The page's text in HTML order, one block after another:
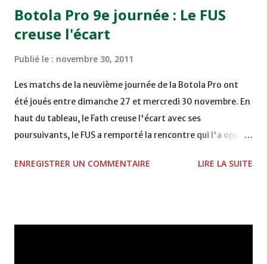
Mardi 06/12/2011 15H00 WAF - OCS au COMPLEXE SPORTIF
DE FES - FES WAC - MAS Reporté pour cause de finale de la
Botola Pro 9e journée : Le FUS
creuse l'écart
Publié le : novembre 30, 2011
Les matchs de la neuvième journée de la Botola Pro ont
été joués entre dimanche 27 et mercredi 30 novembre. En
haut du tableau, le Fath creuse l'écart avec ses
poursuivants, le FUS a remporté la rencontre qui l'a opposé
2, Badr Kachani a ouvert la marque à la 38e pour les
ENREGISTRER UN COMMENTAIRE LIRE LA SUITE